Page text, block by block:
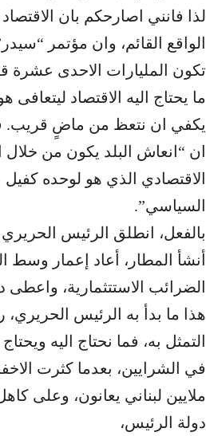
لذا فانني اصارحكم بان
الواقع القائم، وان مؤتمر
تكون المليارات الاحدى
ما يحتاج اليه الاقتصاد
ان “انعاش البلد يكون من خلال
الاقتصادي الذي هو لوحده
السياسي”.
بالفعل، انطلق الرئيس
أنشأ المطار، أعاد إعمار وسط
الضرائب الاستتثمارية، واعطى
هذا ما بدأ به الرئيس
التمثل به، فما نحتاج اليه
في الشرايين، بعدما كثرت
ملايين لبناني يعانون، وعلى
دولة الرئيس،